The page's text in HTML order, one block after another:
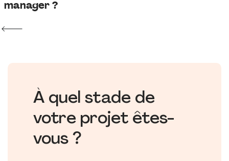
manager ?
À quel stade de
votre projet êtes-
vous ?